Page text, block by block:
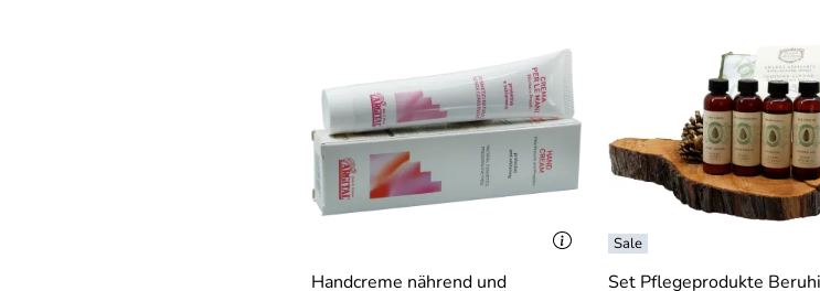
Handcreme nährend und
Set Pflegeprodukte